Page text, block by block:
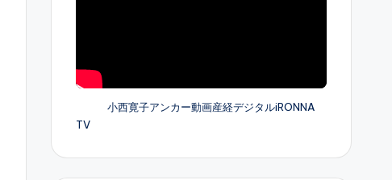
小西寛子アンカー動画産経デジタルiRONNA
TV